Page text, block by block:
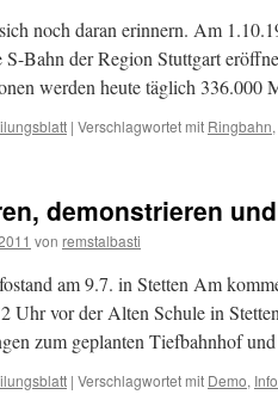
noch daran erinnern. Am
S-Bahn der Region Stuttgart
werden heute täglich 336.000
| Verschlagwortet mit Ringbahn,
demonstrieren
von remstalbasti
am 9.7. in Stetten Am
Uhr vor der Alten Schule in
zum geplanten Tiefbahnhof
| Verschlagwortet mit Demo,